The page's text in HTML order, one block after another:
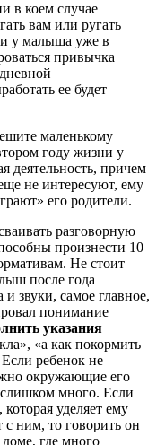
в коем случае
вам или ругать
у малыша уже в
привычка
ее будет
маленькому
году жизни у
деятельность, причем
не интересуют, ему
его родители.
разговорную
произнести 10
Не стоит
после года
и звуки, самое главное,
понимание
указания
«а как покормить
ребенок не
окружающие его
много. Если
уделяет ему
с ним, то говорить он
где много